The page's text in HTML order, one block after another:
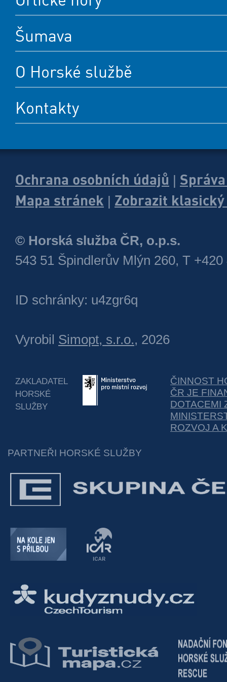
Šumava
O Horské službě
Kontakty
Ochrana osobních údajů
Mapa stránek
Zobrazit
© Horská služba ČR, o.p.s.
543 51 Špindlerův Mlýn 260, T +420
ID schránky: u4zgr6q
Vyrobil Simopt, s.r.o., 2026
ZAKLADATEL
HORSKÉ
SLUŽBY
ČINNOST
ČR JE
DOTACEMI
ROZVOJ A
PARTNEŘI HORSKÉ SLUŽBY